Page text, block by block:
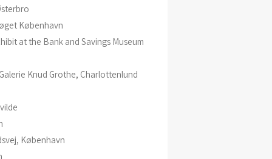
København
at the Bank and Savings Museum
Knud Grothe, Charlottenlund
København